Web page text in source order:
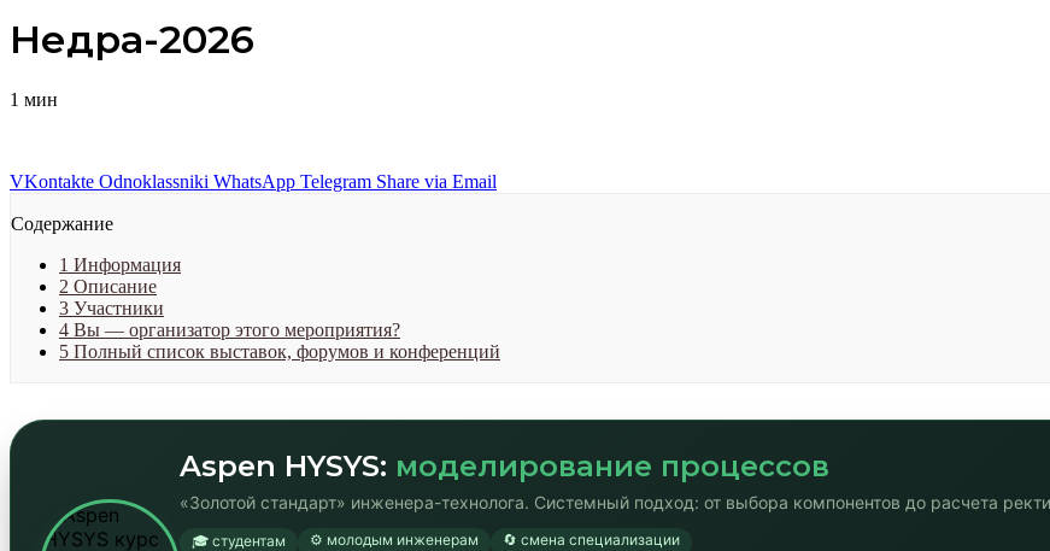
Недра-2026
1 мин
VKontakte Odnoklassniki WhatsApp Telegram Share via Email
Содержание
1 Информация
2 Описание
3 Участники
4 Вы — организатор этого мероприятия?
5 Полный список выставок, форумов и конференций
Aspen HYSYS: моделирование процессов
«Золотой стандарт» инженера-технолога. Системный подход: от выбора компонентов до расчета
🎓 студентам ⚙️ молодым инженерам 🔄 смена специализации